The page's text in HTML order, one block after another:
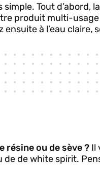
Tout d’abord,
produit multi-
ensuite à l’eau
résine ou de sève ? Il
de de white spirit.